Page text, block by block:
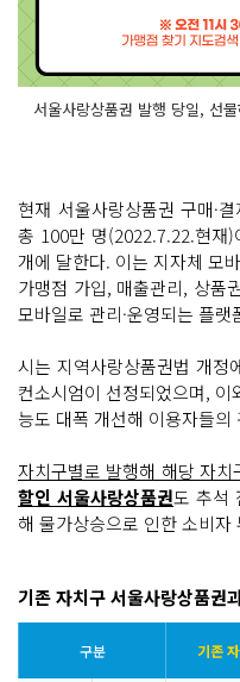
서울사랑상품권 발행 당일, 선
현재 서울사랑상품권 구매·
총 100만 명(2022.7.22.현재
개에 달한다. 이는 지자체 모
가맹점 가입, 매출관리, 상품
모바일로 관리·운영되는 플
시는 지역사랑상품권법 개
컨소시엄이 선정되었으며, 이
능도 대폭 개선해 이용자들의
자치구별로 발행해 해당 자
할인 서울사랑상품권도 추석
해 물가상승으로 인한 소비
기존 자치구 서울사랑상품권
구분 기존